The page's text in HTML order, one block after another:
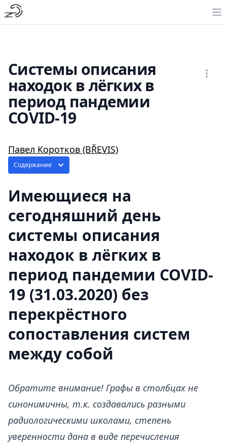
Cистемы описания
находок в лёгких в
период пандемии
COVID-19
Павел Коротков (BŘEVIS)
Содержание
Имеющиеся на
сегодняшний день
системы описания
находок в лёгких в
период пандемии COVID-
19 (31.03.2020) без
перекрёстного
сопоставления систем
между собой
Обратите внимание! Графы в столбцах не
синонимичны, т.к. создавались разными
радиологическими школами, степень
уверенности дана в виде перечисления